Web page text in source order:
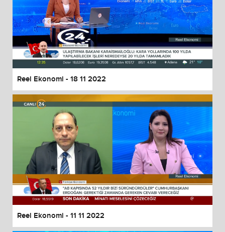
Reel Ekonomi - 18 11 2022
Reel Ekonomi - 11 11 2022